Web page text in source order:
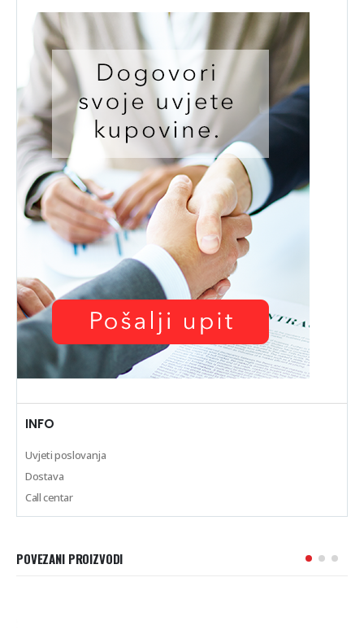
INFO
Uvjeti poslovanja
Dostava
Call centar
POVEZANI PROIZVODI